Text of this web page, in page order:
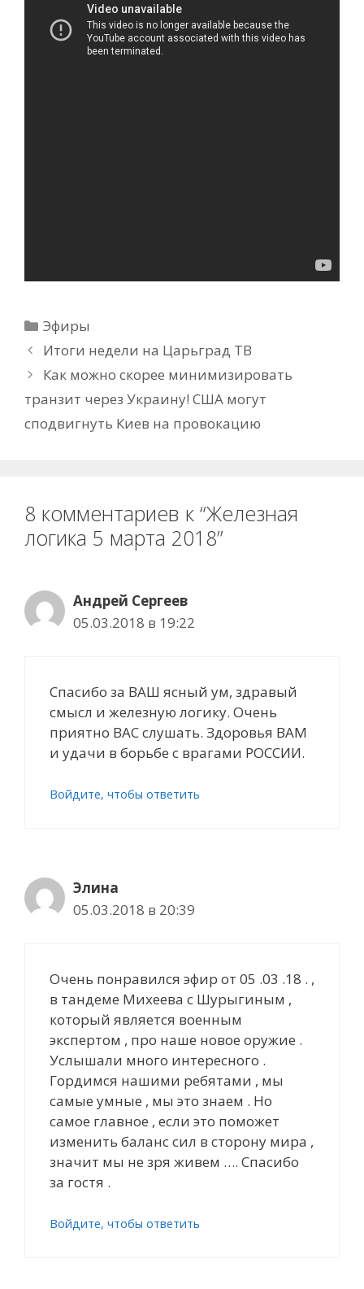
Рубрики
Эфиры
Итоги недели на Царьград ТВ
Как можно скорее минимизировать
транзит через Украину! США могут
сподвигнуть Киев на провокацию
8 комментариев к “Железная
логика 5 марта 2018”
Андрей Сергеев
05.03.2018 в 19:22
Спасибо за ВАШ ясный ум, здравый
смысл и железную логику. Очень
приятно ВАС слушать. Здоровья ВАМ
и удачи в борьбе с врагами РОССИИ.
Войдите, чтобы ответить
Элина
05.03.2018 в 20:39
Очень понравился эфир от 05 .03 .18 . ,
в тандеме Михеева с Шурыгиным ,
который является военным
экспертом , про наше новое оружие .
Услышали много интересного .
Гордимся нашими ребятами , мы
самые умные , мы это знаем . Но
самое главное , если это поможет
изменить баланс сил в сторону мира ,
значит мы не зря живем …. Cпасибо
за гостя .
Войдите, чтобы ответить